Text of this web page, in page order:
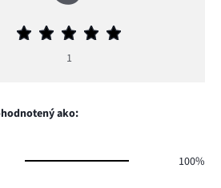
Priemerné
5
1
ako:
100%